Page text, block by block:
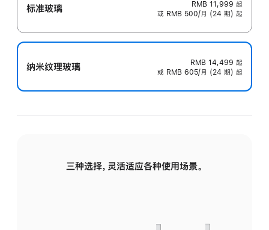
标准玻璃 RMB 11,999 起
或 RMB 500/月 (24 期) 起
纳米纹理玻璃 RMB 14,499 起
或 RMB 605/月 (24 期) 起
三种选择，灵活适应各种使用场景。